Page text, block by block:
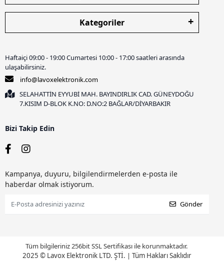
Kategoriler
Haftaiçi 09:00 - 19:00 Cumartesi 10:00 - 17:00 saatleri arasında
ulaşabilirsiniz.
info@lavoxelektronik.com
SELAHATTİN EYYUBİ MAH. BAYINDIRLIK CAD. GÜNEYDOĞU
7.KISIM D-BLOK K.NO: D.NO:2 BAĞLAR/DİYARBAKIR
Bizi Takip Edin
Kampanya, duyuru, bilgilendirmelerden e-posta ile
haberdar olmak istiyorum.
Gönder
Tüm bilgileriniz 256bit SSL Sertifikası ile korunmaktadır.
2025 © Lavox Elektronik LTD. ŞTİ. | Tüm Hakları Saklıdır